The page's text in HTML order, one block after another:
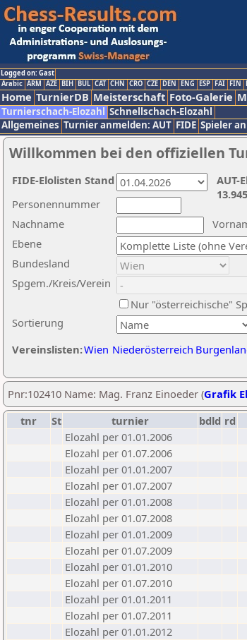
Logged on: Gast
Arabic ARM AZE BIH BUL CAT CHN CRO CZE DEN ENG ESP FAI FIN
Home TurnierDB Meisterschaft Foto-Galerie
Turnierschach-Elozahl Schnellschach-Elozahl
Allgemeines Turnier anmelden: AUT FIDE Spieler
Willkommen bei den offiziellen
Nachname
Ebene
Sortierung
Personennummer
Bundesland
Spgem./Kreis/Verein
Nur "österreichische"
Vereinslisten:Wien Niederösterreich
AUT-
13.945
FIDE-Elolisten Stand
Pnr:102410 Name: Mag. Franz Einoeder (Grafik
tnr
St turnier bdld rd
Elozahl per 01.01.2006
Elozahl per 01.07.2006
Elozahl per 01.01.2007
Elozahl per 01.07.2007
Elozahl per 01.01.2008
Elozahl per 01.07.2008
Elozahl per 01.01.2009
Elozahl per 01.07.2009
Elozahl per 01.01.2010
Elozahl per 01.07.2010
Elozahl per 01.01.2011
Elozahl per 01.07.2011
Elozahl per 01.01.2012